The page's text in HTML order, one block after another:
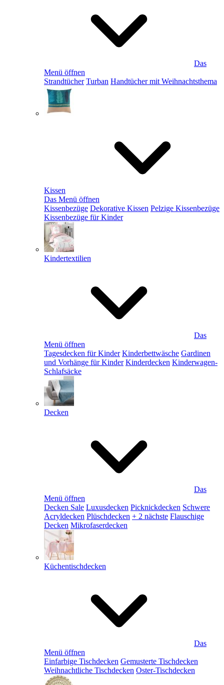
Das
Menü öffnen
Strandtücher Turban Handtücher mit Weihnachtsthema
Kissen
Das Menü öffnen
Kissenbezüge Dekorative Kissen Pelzige Kissenbezüge
Kissenbezüge für Kinder
Kindertextilien
Das
Menü öffnen
Tagesdecken für Kinder Kinderbettwäsche Gardinen
und Vorhänge für Kinder Kinderdecken Kinderwagen-
Schlafsäcke
Decken
Das
Menü öffnen
Decken Sale Luxusdecken Picknickdecken Schwere
Acryldecken Plüschdecken + 2 nächste Flauschige
Decken Mikrofaserdecken
Küchentischdecken
Das
Menü öffnen
Einfarbige Tischdecken Gemusterte Tischdecken
Weihnachtliche Tischdecken Oster-Tischdecken